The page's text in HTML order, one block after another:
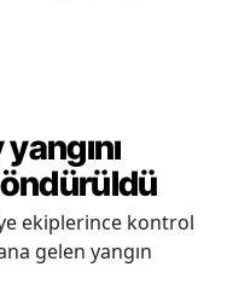
ekiplerince kontrol
gelen yangın